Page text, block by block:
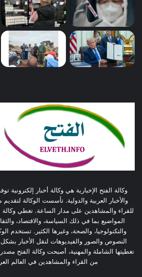
وكالة الفتح الإخبارية هي وكالة أخبار إلكترونية
والأخبار العربية والدولية. تأسست الوكالة
للقراء والمشاهدين على مدار الساعة. تغطي
المواضيع بما في ذلك السياسة، والاقتصاد،
والتكنولوجيا، والصحة، وغيرها الكثير. تستخدم
النصوص والصور والفيديوهات لنقل الأخبار
تغطيتها الشاملة والمهنية، أصبحت وكالة الفتح
من القراء والمشاهدين في العالم